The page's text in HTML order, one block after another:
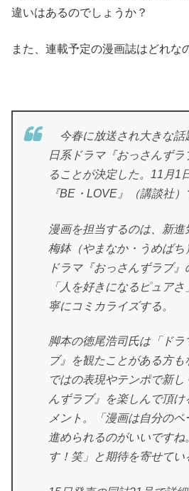
違いはあるのでしょうか？
また、連載予定の漫画誌はどれな
今春に放送され大きな話
日系ドラマ『おっさんず
ることが決定した。11月1
『BE・LOVE』（講談社）
漫画を担当するのは、新
梅鉢（やまなか・うめばち
ドラマ『おっさんずラブ』
「人を好きになるピュア
寧にコミカライズする。
脚本の徳尾浩司氏は「ド
ブ』を観たことがある方
ではの表現やテンポで新
んずラブ』を楽しんで頂
メント。「漫画は自分の
進められるのがいいです
す！笑」と期待を寄せてい